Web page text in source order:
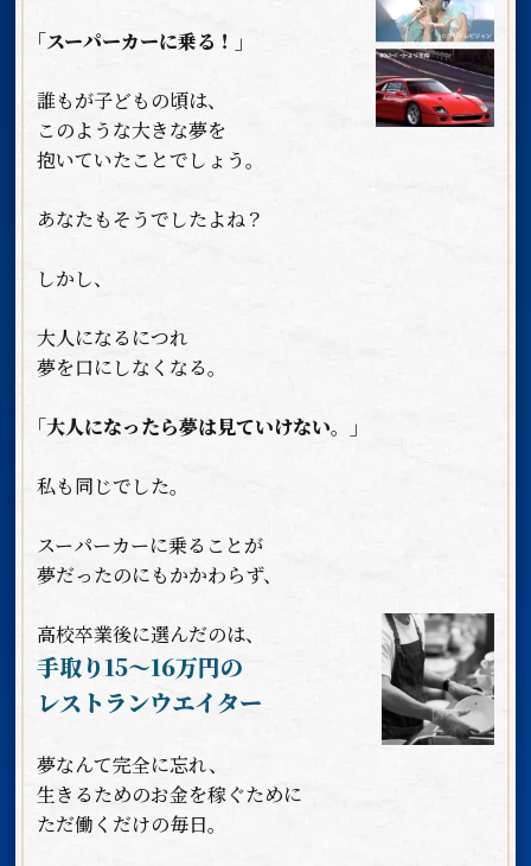
｢スーパーカーに乗る！｣
誰もが子どもの頃は、
このような大きな夢を
抱いていたことでしょう。
あなたもそうでしたよね？
しかし、
大人になるにつれ
夢を口にしなくなる。
｢大人になったら夢は見ていけない。｣
私も同じでした。
スーパーカーに乗ることが
夢だったのにもかかわらず、
高校卒業後に選んだのは、
手取り15〜16万円の
レストランウエイター
夢なんて完全に忘れ、
生きるためのお金を稼ぐために
ただ働くだけの毎日。